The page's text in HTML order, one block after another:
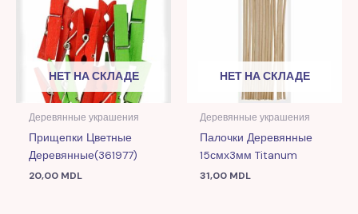
НЕТ НА СКЛАДЕ
Деревянные украшения
Прищепки Цветные
Деревянные(361977)
20,00 MDL
НЕТ НА СКЛАДЕ
Деревянные украшения
Палочки Деревянные
15смх3мм Titanum
31,00 MDL